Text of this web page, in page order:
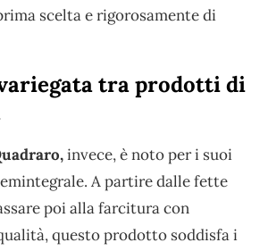
scelta e rigorosamente di
tra prodotti di
invece, è noto per i suoi
A partire dalle fette
poi alla farcitura con
questo prodotto soddisfa i